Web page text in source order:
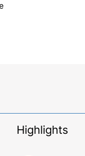
Highlights